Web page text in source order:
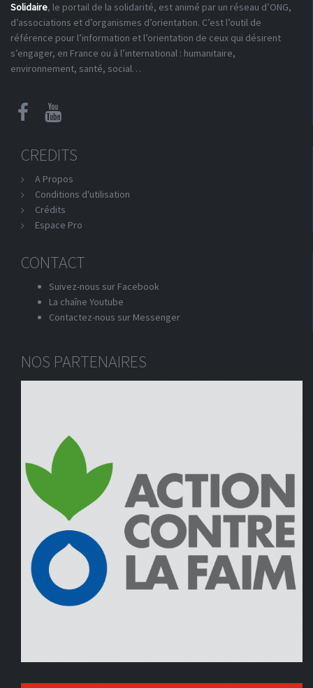
Solidaire, le portail de la solidarité, est animé par un réseau d’ONG,
d’associations et d’organismes d’orientation. C’est l’outil de
référence pour l’information et l’orientation de ceux qui désirent
s’engager, en France ou à l’international : humanitaire,
environnement, santé, social…
CREDITS
A Propos
Conditions d'utilisation
Crédits
Espace Pro
CONTACT
Suivez-nous sur Facebook
La chaîne Youtube
Contactez-nous sur Messenger
NOS PARTENAIRES